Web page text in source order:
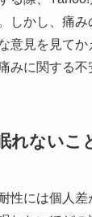
しかし、痛
意見を見て
みに関する
れないこ
性には個人